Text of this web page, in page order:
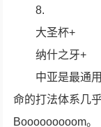
8.
大圣杯+
纳什之牙+
中亚是最通
命的打法体系几
Booooooooom。